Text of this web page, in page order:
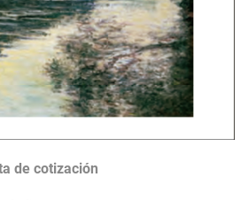
de cotización